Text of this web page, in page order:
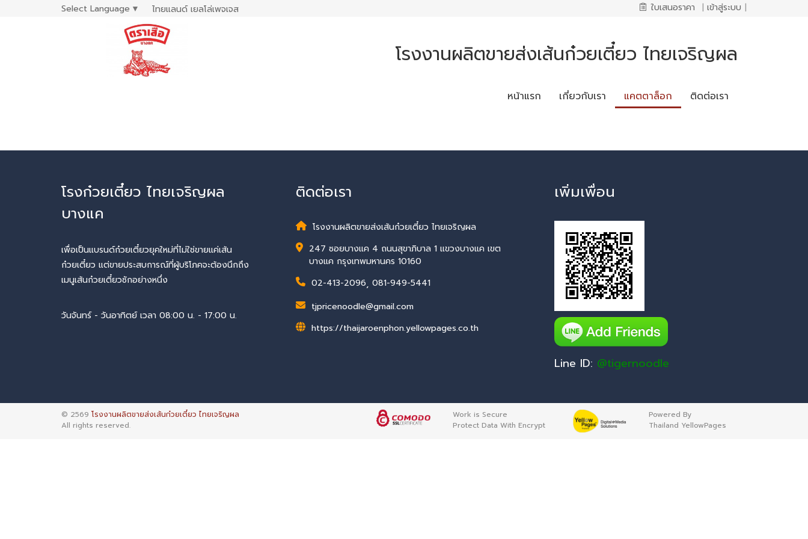
Select Language ▼ ไทยแลนด์ เยลโล่เพจเจส ใบเสนอราคา | เข้าสู่ระบบ |
โรงงานผลิตขายส่งเส้นก๋วยเตี๋ยว ไทยเจริญผล
หน้าแรก เกี่ยวกับเรา แคตตาล็อก ติดต่อเรา
โรงก๋วยเตี๋ยว ไทยเจริญผล
บางแค
เพื่อเป็นแบรนด์ก๋วยเตี๋ยวยุคใหม่ที่ไม่ใช่ขายแค่เส้น
ก๋วยเตี๋ยว แต่ขายประสบการณ์ที่ผู้บริโภคจะต้องนึกถึง
เมนูเส้นก๋วยเตี๋ยวซักอย่างหนึ่ง
วันจันทร์ - วันอาทิตย์ เวลา 08:00 น. - 17:00 น.
ติดต่อเรา
โรงงานผลิตขายส่งเส้นก๋วยเตี๋ยว ไทยเจริญผล
247 ซอยบางแค 4 ถนนสุขาภิบาล 1 แขวงบางแค เขต
บางแค กรุงเทพมหานคร 10160
02-413-2096, 081-949-5441
tjpricenoodle@gmail.com
https://thaijaroenphon.yellowpages.co.th
เพิ่มเพื่อน
Line ID: @tigernoodle
© 2569 โรงงานผลิตขายส่งเส้นก๋วยเตี๋ยว ไทยเจริญผล
All rights reserved.
Work is Secure
Protect Data With Encrypt
Powered By
Thailand YellowPages